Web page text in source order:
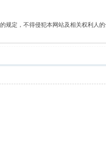
定，不得侵犯本网站及相关权利人的